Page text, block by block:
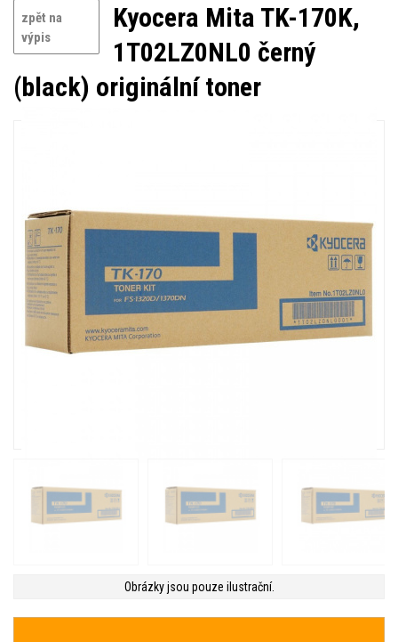
zpět na
výpis
Kyocera Mita TK-170K,
1T02LZ0NL0 černý
(black) originální toner
Obrázky jsou pouze ilustrační.